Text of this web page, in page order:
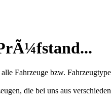
Fahrzeuge bzw.
die bei uns aus